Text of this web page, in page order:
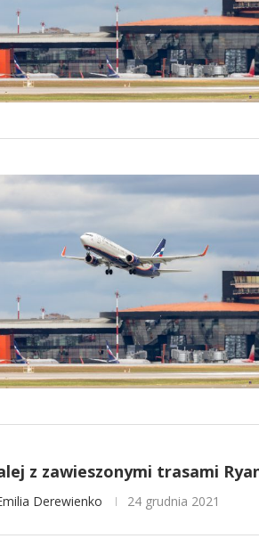
z zawieszonymi trasami
Derewienko 24 grudnia 2021